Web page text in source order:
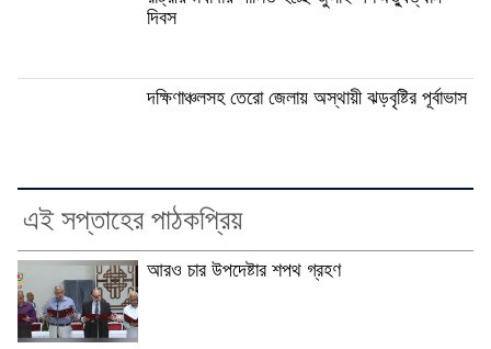
দিবস
দক্ষিণাঞ্চলসহ তেরো জেলায় অস্থায়ী ঝড়বৃষ্টির পূর্বাভাস
এই সপ্তাহের পাঠকপ্রিয়
আরও চার উপদেষ্টার শপথ গ্রহণ